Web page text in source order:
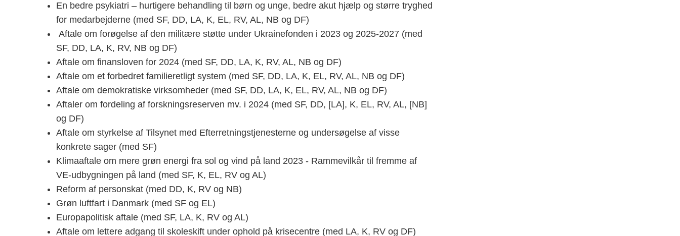
En bedre psykiatri – hurtigere behandling til børn og unge, bedre akut hjælp og større tryghed
for medarbejderne (med SF, DD, LA, K, EL, RV, AL, NB og DF)
Aftale om forøgelse af den militære støtte under Ukrainefonden i 2023 og 2025-2027 (med
SF, DD, LA, K, RV, NB og DF)
Aftale om finansloven for 2024 (med SF, DD, LA, K, RV, AL, NB og DF)
Aftale om et forbedret familieretligt system (med SF, DD, LA, K, EL, RV, AL, NB og DF)
Aftale om demokratiske virksomheder (med SF, DD, LA, K, EL, RV, AL, NB og DF)
Aftaler om fordeling af forskningsreserven mv. i 2024 (med SF, DD, [LA], K, EL, RV, AL, [NB]
og DF)
Aftale om styrkelse af Tilsynet med Efterretningstjenesterne og undersøgelse af visse
konkrete sager (med SF)
Klimaaftale om mere grøn energi fra sol og vind på land 2023 - Rammevilkår til fremme af
VE-udbygningen på land (med SF, K, EL, RV og AL)
Reform af personskat (med DD, K, RV og NB)
Grøn luftfart i Danmark (med SF og EL)
Europapolitisk aftale (med SF, LA, K, RV og AL)
Aftale om lettere adgang til skoleskift under ophold på krisecentre (med LA, K, RV og DF)